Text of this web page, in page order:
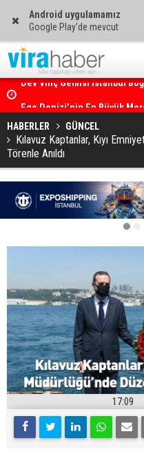
Android uygulamamız
Google Play'de mevcut
HABERLER GÜNCEL
Kılavuz Kaptanlar, Kıyı
Törenle Anıldı
17:09